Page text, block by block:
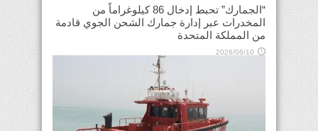
“الجمارك” تحبط إدخال 86 كيلوغراماً من
المخدرات عبر إدارة جمارك الشحن الجوي قادمة
من المملكة المتحدة
2026/06/10